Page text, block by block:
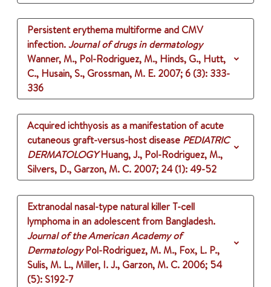
Persistent erythema multiforme and CMV
infection.Journal of drugs in dermatology
Wanner, M., Pol-Rodriguez, M., Hinds, G., Hutt,
C., Husain, S., Grossman, M. E. 2007;6 (3): 333-
336
Acquired ichthyosis as a manifestation of acute
cutaneous graft-versus-host disease PEDIATRIC
DERMATOLOGY Huang, J., Pol-Rodriguez, M.,
Silvers, D., Garzon, M. C. 2007; 24 (1): 49-52
Extranodal nasal-type natural killer T-cell
lymphoma in an adolescent from Bangladesh.
Journal of the American Academy of
Dermatology Pol-Rodriguez, M. M., Fox, L. P.,
Sulis, M. L., Miller, I. J., Garzon, M. C. 2006; 54
(5): S192-7